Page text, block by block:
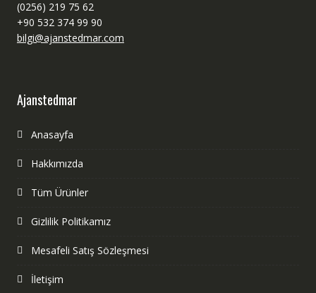
(0256) 219 75 62
+90 532 374 99 90
bilgi@ajanstedmar.com
Ajanstedmar
Anasayfa
Hakkımızda
Tüm Ürünler
Gizlilik Politikamız
Mesafeli Satış Sözleşmesi
İletişim